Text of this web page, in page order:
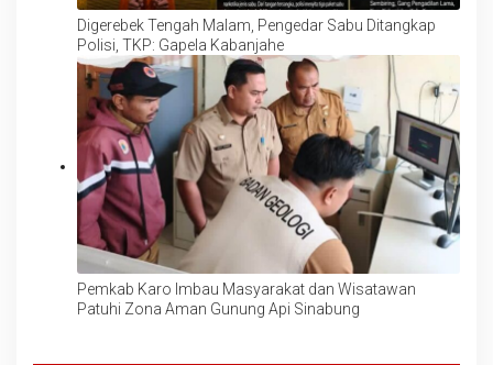
Digerebek Tengah Malam, Pengedar Sabu Ditangkap
Polisi, TKP: Gapela Kabanjahe
Pemkab Karo Imbau Masyarakat dan Wisatawan
Patuhi Zona Aman Gunung Api Sinabung